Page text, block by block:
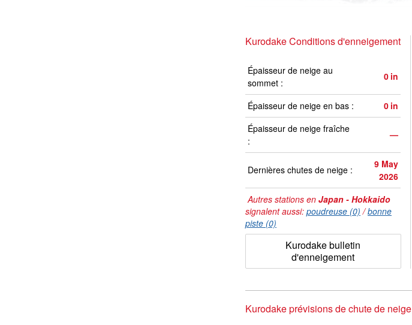
Kurodake Conditions d'enneigement
Épaisseur de neige au
sommet :
0 in
Épaisseur de neige en bas : 0 in
Épaisseur de neige fraîche
:
—
Dernières chutes de neige :
9 May
2026
Autres stations en Japan - Hokkaido
signalent aussi: poudreuse (0) /bonne
piste (0)
Kurodake bulletin
d'enneigement
Kurodake prévisions de chute de neige